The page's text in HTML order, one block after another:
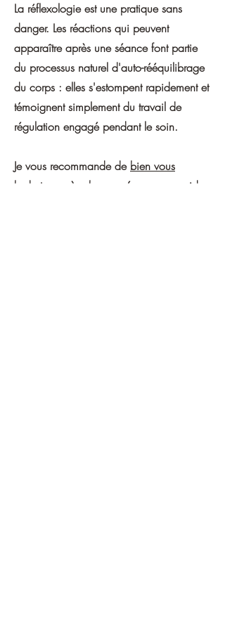
La réflexologie est une pratique sans
danger. Les réactions qui peuvent
apparaître après une séance font partie
du processus naturel d'auto-rééquilibrage
du corps : elles s'estompent rapidement et
témoignent simplement du travail de
régulation engagé pendant le soin.
Je vous recommande de bien vous
hydrater
après chaque séance pour aider